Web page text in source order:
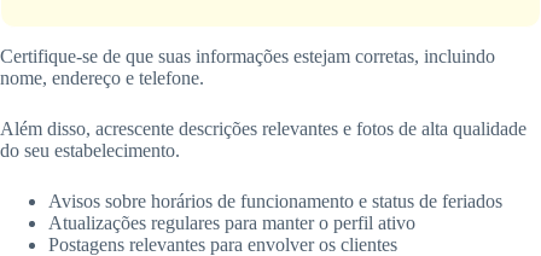
Certifique-se de que suas informações estejam corretas, incluindo
nome, endereço e telefone.
Além disso, acrescente descrições relevantes e fotos de alta qualidade
do seu estabelecimento.
Avisos sobre horários de funcionamento e status de feriados
Atualizações regulares para manter o perfil ativo
Postagens relevantes para envolver os clientes